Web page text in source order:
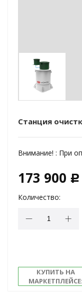
Станция
Внимание! : При
173 900 c
Количество:
КУПИТЬ НА
МАРКЕТПЛЕЙСЕ: